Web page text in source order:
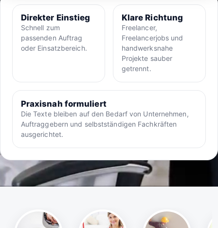
Direkter Einstieg
Schnell zum
passenden Auftrag
oder Einsatzbereich.
Klare Richtung
Freelancer,
Freelancerjobs und
handwerksnahe
Projekte sauber
getrennt.
Praxisnah formuliert
Die Texte bleiben auf den Bedarf von Unternehmen,
Auftraggebern und selbstständigen Fachkräften
ausgerichtet.